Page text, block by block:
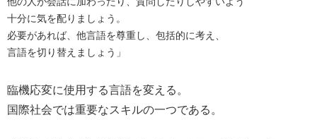
十分に気を配りましょう。
必要があれば、他言語を尊重し、包括的に考え、
言語を切り替えましょう」
臨機応変に使用する言語を変える。
国際社会では重要なスキルの一つである。